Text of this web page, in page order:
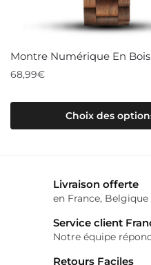
Montre Numérique En
68,99€
Choix des
peuvent
Livraison offerte
en France, Belgique
Service client
Notre équipe
Retours Faciles